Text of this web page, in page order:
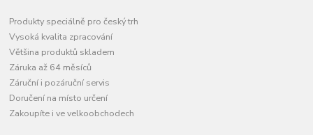
Produkty speciálně pro český trh
Vysoká kvalita zpracování
Většina produktů skladem
Záruka až 64 měsíců
Záruční i pozáruční servis
Doručení na místo určení
Zakoupíte i ve velkoobchodech